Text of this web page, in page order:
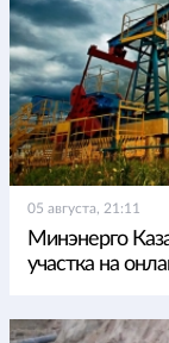
05 августа, 21:11
Минэнерго
участка на